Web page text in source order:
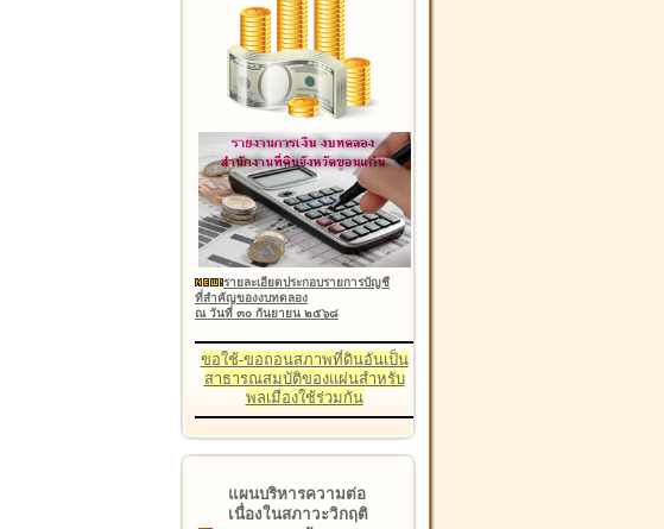
รายละเอียดประกอบรายการบัญชี
ที่สำคัญของงบทดลอง
ณ วันที่ ๓๐ กันยายน ๒๕๖๘
ขอใช้-ขอถอนสภาพที่ดินอันเป็น
สาธารณสมบัติของแผ่นสำหรับ
พลเมืองใช้ร่วมกัน
แผนบริหารความต่อ
เนื่องในสภาวะวิกฤติ